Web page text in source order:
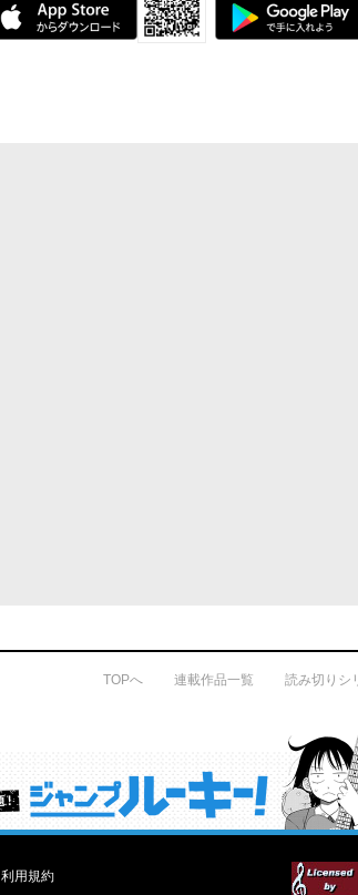
TOPへ 連載作品一覧 読み切りシ
稿作が読み放題！ ジャンプルーキー！
利用規約